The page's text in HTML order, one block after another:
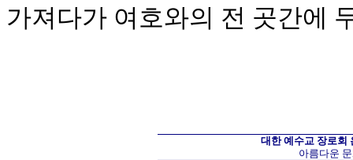
가져다가 여호와의 전 곳간에
대한 예수교 장로회
아름다운